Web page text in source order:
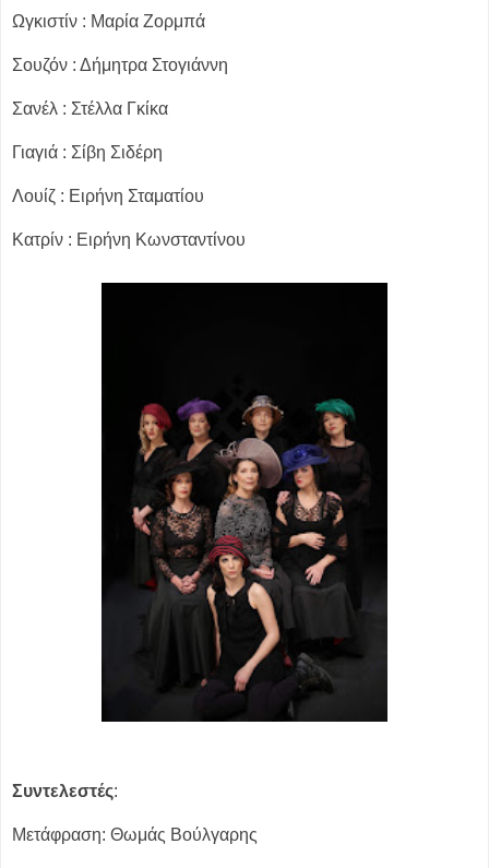
Ωγκιστίν : Μαρία Ζορμπά
Σουζόν : Δήμητρα Στογιάννη
Σανέλ : Στέλλα Γκίκα
Γιαγιά : Σίβη Σιδέρη
Λουίζ : Ειρήνη Σταματίου
Κατρίν : Ειρήνη Κωνσταντίνου
Συντελεστές:
Μετάφραση: Θωμάς Βούλγαρης